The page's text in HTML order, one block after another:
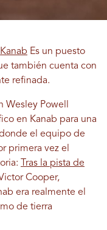
Kanab Es un puesto
también cuenta con
refinada.
Wesley Powell
en Kanab para una
el equipo de
primera vez el
Tras la pista de
Cooper,
era realmente el
de tierra